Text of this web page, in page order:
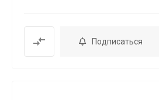
Подписаться